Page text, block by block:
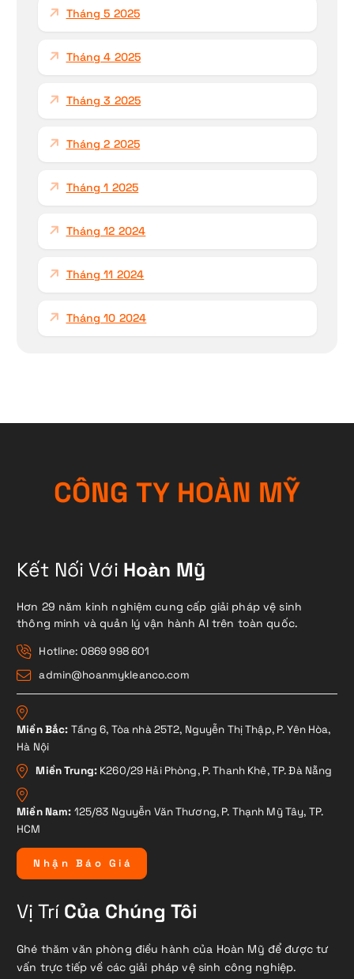
Tháng 5 2025
Tháng 4 2025
Tháng 3 2025
Tháng 2 2025
Tháng 1 2025
Tháng 12 2024
Tháng 11 2024
Tháng 10 2024
CÔNG TY HOÀN MỸ
Kết Nối Với Hoàn Mỹ
Hơn 29 năm kinh nghiệm cung cấp giải pháp vệ sinh
thông minh và quản lý vận hành AI trên toàn quốc.
Hotline: 0869 998 601
admin@hoanmykleanco.com
Miền Bắc: Tầng 6, Tòa nhà 25T2, Nguyễn Thị Thập, P. Yên Hòa,
Hà Nội
Miền Trung: K260/29 Hải Phòng, P. Thanh Khê, TP. Đà Nẵng
Miền Nam: 125/83 Nguyễn Văn Thương, P. Thạnh Mỹ Tây, TP.
HCM
N hậ n B á o G i á
Vị TríCủa Chúng Tôi
Ghé thăm văn phòng điều hành của Hoàn Mỹ để được tư
vấn trực tiếp về các giải pháp vệ sinh công nghiệp.